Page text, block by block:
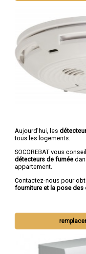
Aujourd'hui, les
tous les logements.
SOCOREBAT vous
détecteurs de fumée
appartement.
Contactez-nous pour
fourniture et la pose des